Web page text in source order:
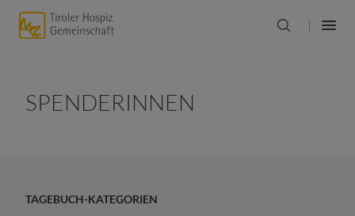
SPENDERINNEN
TAGEBUCH-KATEGORIEN